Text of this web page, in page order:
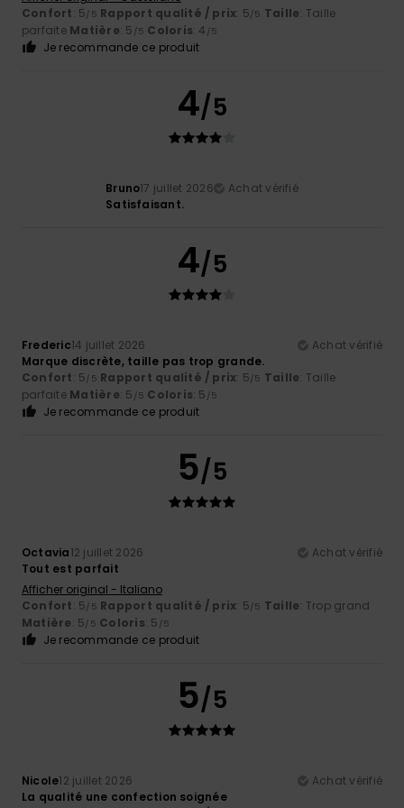
Confort: 5/5 Rapport qualité / prix: 5/5 Taille: Taille
parfaite Matière: 5 /5 Coloris: 4 /5
Je recommande ce produit
4/5
Bruno17 juillet 2026
Achat vérifié
Satisfaisant.
4/5
Frederic14 juillet 2026
Achat vérifié
Marque discrète, taille pas trop grande.
Confort: 5/5 Rapport qualité / prix: 5/5 Taille: Taille
parfaite Matière: 5 /5 Coloris: 5 /5
Je recommande ce produit
5/5
Octavia12 juillet 2026
Achat vérifié
Tout est parfait
Afficher original - Italiano
Confort: 5/5 Rapport qualité / prix: 5/5 Taille: Trop grand
Matière: 5/5 Coloris: 5 /5
Je recommande ce produit
5/5
Nicole12 juillet 2026
Achat vérifié
La qualité une confection soignée